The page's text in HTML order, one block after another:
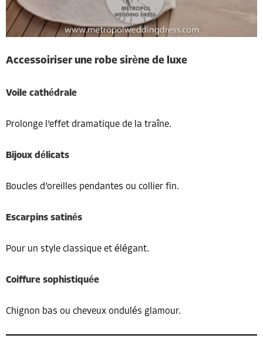
Accessoiriser une robe sirène de luxe
Voile cathédrale
Prolonge l’effet dramatique de la traîne.
Bijoux délicats
Boucles d’oreilles pendantes ou collier fin.
Escarpins satinés
Pour un style classique et élégant.
Coiffure sophistiquée
Chignon bas ou cheveux ondulés glamour.